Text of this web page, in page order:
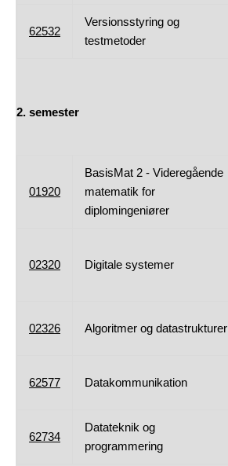
62532
Versionsstyring og
testmetoder
2. semester
01920
BasisMat 2 - Videregående
matematik for
diplomingeniører
02320 Digitale systemer
02326 Algoritmer og datastrukturer
62577 Datakommunikation
62734
Datateknik og
programmering